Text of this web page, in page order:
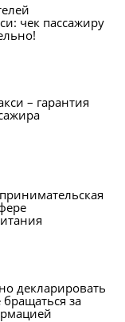
чек пассажиру
– гарантия
декларировать
за